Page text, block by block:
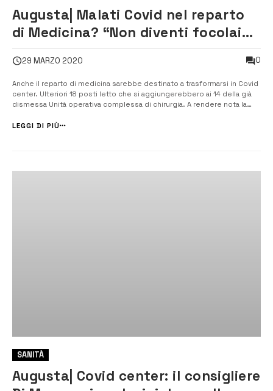
Augusta| Malati Covid nel reparto
di Medicina? “Non diventi focolaio
29 MARZO 2020 0
Anche il reparto di medicina sarebbe destinato a trasformarsi in Covid
center. Ulteriori 18 posti letto che si aggiungerebbero ai 14 della già
dismessa Unità operativa complessa di chirurgia. A rendere nota la
un’interrogazione all’amministrazione comunale sollecitano l...
LEGGI DI PIÙ
SANITÀ
Augusta| Covid center: il consigliere